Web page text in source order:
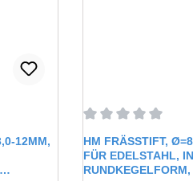
von 0 von 5 Sternen
12MM,
Durchschnittliche
HM FRÄSSTIFT,
FÜR EDELSTAHL,
RUNDKEGELFORM,